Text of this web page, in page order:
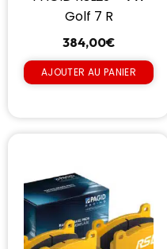
Golf 7 R
384,00€
AJOUTER AU PANIER